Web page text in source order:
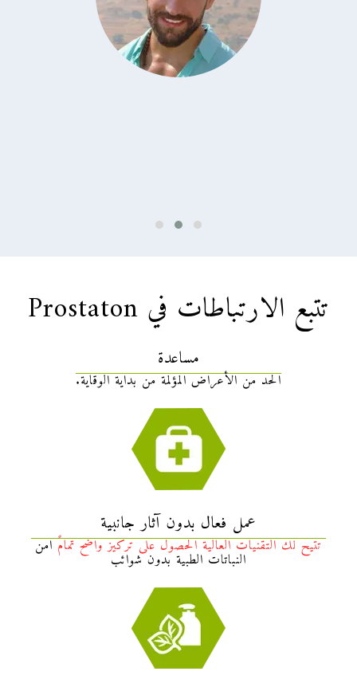
تتبع الارتباطات في Prostaton
مساعدة
الحد من الأعراض المؤلمة من بداية الوقاية.
عمل فعال بدون آثار جانبية
تتيح لك التقنيات العالية الحصول على تركيز واضح تمامًامن
النباتات الطبية بدون شوائب